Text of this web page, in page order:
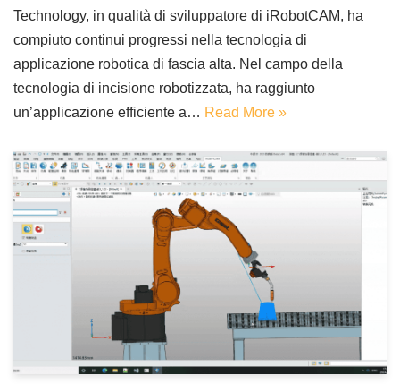
Technology, in qualità di sviluppatore di iRobotCAM, ha
compiuto continui progressi nella tecnologia di
applicazione robotica di fascia alta. Nel campo della
tecnologia di incisione robotizzata, ha raggiunto
un’applicazione efficiente a… Read More »